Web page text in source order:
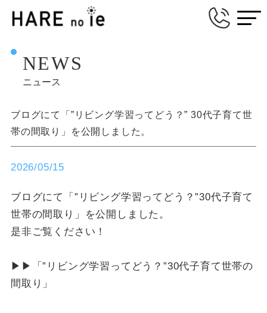
NEWS
ニュース
ブログにて「”リビング学習ってどう？” 30代子育て世
帯の間取り」を公開しました。
2026/05/15
ブログにて「”リビング学習ってどう？”30代子育て
世帯の間取り」を公開しました。
是非ご覧ください！
▶▶「”リビング学習ってどう？”30代子育て世帯の
間取り」